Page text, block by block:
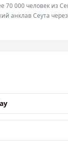
70 000 человек из
анклав Сеута
закончился